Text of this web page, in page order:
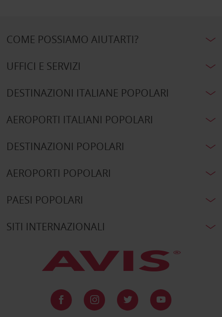
COME POSSIAMO AIUTARTI?
UFFICI E SERVIZI
DESTINAZIONI ITALIANE POPOLARI
AEROPORTI ITALIANI POPOLARI
DESTINAZIONI POPOLARI
AEROPORTI POPOLARI
PAESI POPOLARI
SITI INTERNAZIONALI